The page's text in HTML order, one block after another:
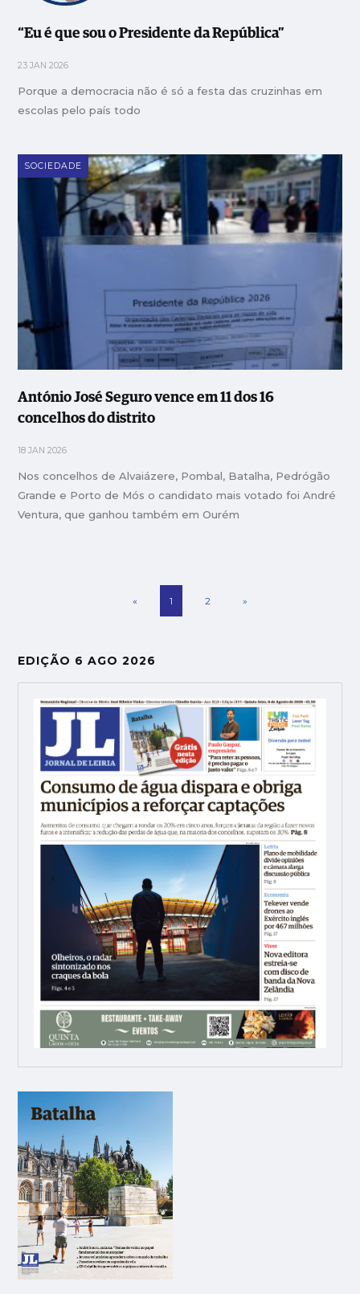
“Eu é que sou o Presidente da República”
23 JAN 2026
Porque a democracia não é só a festa das cruzinhas em
escolas pelo país todo
SOCIEDADE
António José Seguro vence em 11 dos 16
concelhos do distrito
18 JAN 2026
Nos concelhos de Alvaiázere, Pombal, Batalha, Pedrógão
Grande e Porto de Mós o candidato mais votado foi André
Ventura, que ganhou também em Ourém
« 1 2 »
EDIÇÃO 6 AGO 2026